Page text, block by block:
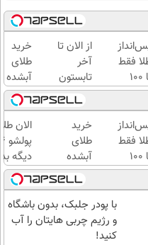
فقط
با ۱۰۰
و
از الان تا
آخر
تابستون
حداقل
12کیلو
چربی
میسوزونی
🧨
خرید
طلای
آبشده
حتی با
۱۰۰هزارتومان
فقط
با ۱۰۰
و
خرید
طلای
آبشده
حتی با
۱۰۰هزارتومان
الان
دیگه
طلا با
بی‌بهره
با پودر جلبک، بدون باشگاه
و رژیم چربی هایتان را آب
کنید!